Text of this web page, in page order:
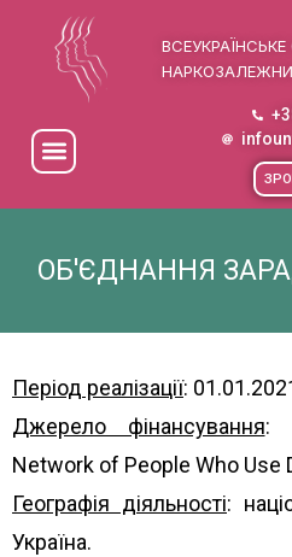
ОБ'ЄДНАННЯ
Період реалізації:
Джерело фінансування:
Network of People Who Use
Географія діяльності:
Україна.